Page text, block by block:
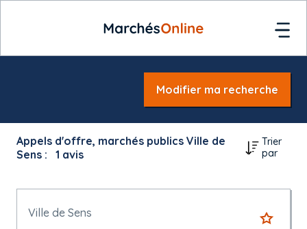
Modifier ma recherche
Appels d'offre, marchés publics Ville de
Sens :
1 avis
Trier
par
Ville de Sens